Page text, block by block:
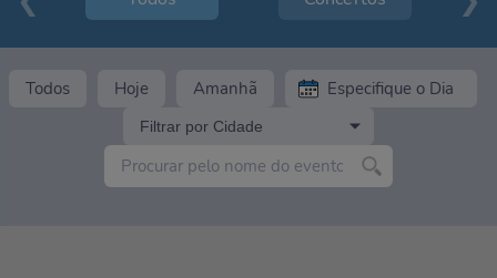
Todos Hoje Amanhã
Filtrar por Cidade